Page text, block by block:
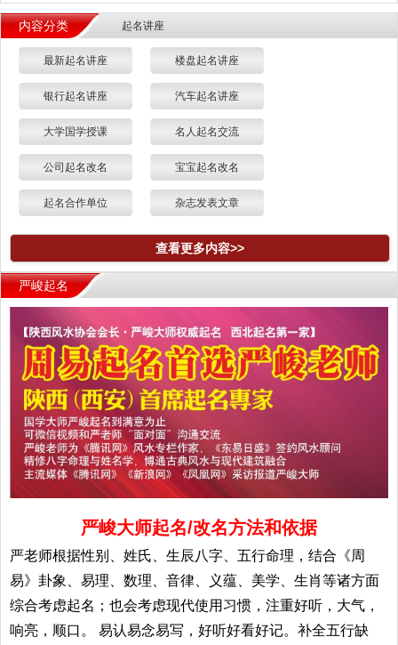
内容分类 起名讲座
最新起名讲座 楼盘起名讲座
银行起名讲座 汽车起名讲座
大学国学授课 名人起名交流
公司起名改名 宝宝起名改名
起名合作单位 杂志发表文章
查看更多内容>>
严峻起名
严峻大师起名/改名方法和依据
严老师根据性别、姓氏、生辰八字、五行命理，结合《周
易》卦象、易理、数理、音律、义蕴、美学、生肖等诸方面
综合考虑起名；也会考虑现代使用习惯，注重好听，大气，
响亮，顺口。 易认易念易写，好听好看好记。补全五行缺